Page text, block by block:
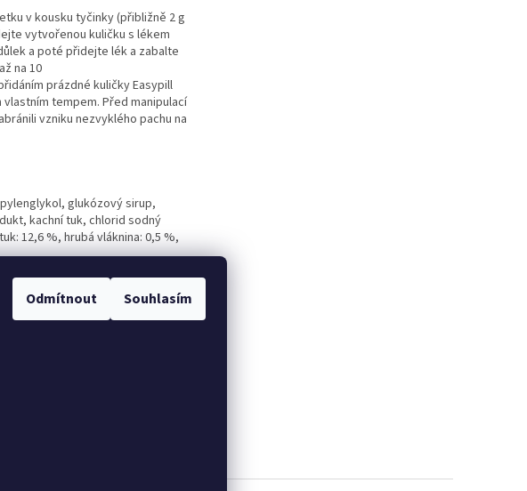
Odmítnout Souhlasím
v kousku tyčinky (přibližně 2 g
vytvořenou kuličku s lékem
a poté přidejte lék a zabalte
na 10
prázdné kuličky Easypill
tempem. Před manipulací
vzniku nezvyklého pachu na
glukózový sirup,
kachní tuk, chlorid sodný
12,6 %, hrubá vláknina: 0,5 %,